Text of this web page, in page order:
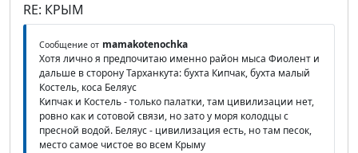
RE: КРЫМ
Сообщение от mamakotenochka
Хотя лично я предпочитаю именно район мыса Фиолент и
дальше в сторону Тарханкута: бухта Кипчак, бухта малый
Костель, коса Беляус
Кипчак и Костель - только палатки, там цивилизации нет,
ровно как и сотовой связи, но зато у моря колодцы с
пресной водой. Беляус - цивилизация есть, но там песок,
место самое чистое во всем Крыму